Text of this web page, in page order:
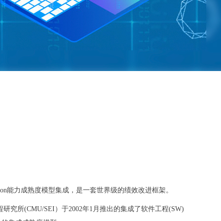
能力成熟度模型集成，是一套世界级的绩效改进框架。
究所(CMU/SEI）于2002年1月推出的集成了软件工程(SW)